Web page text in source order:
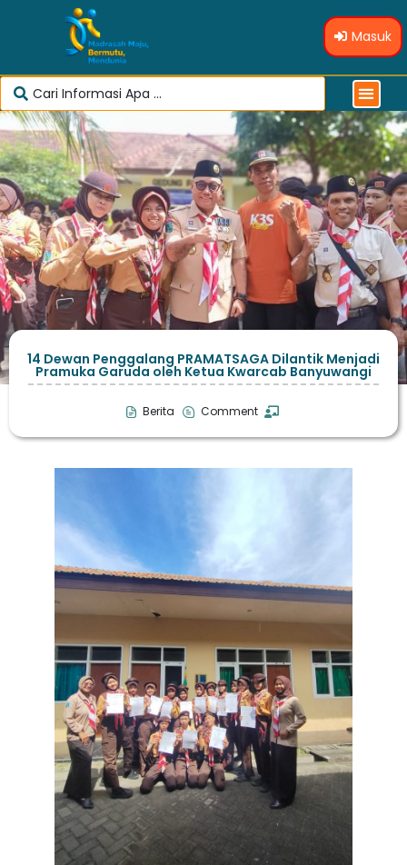
Masuk
14 Dewan Penggalang PRAMATSAGA Dilantik Menjadi
Pramuka Garuda oleh Ketua Kwarcab Banyuwangi
Berita Comment